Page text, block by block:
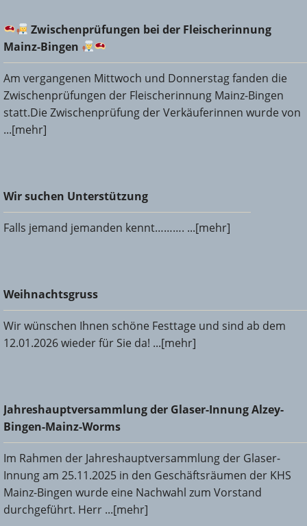
Zwischenprüfungen bei der Fleischerinnung Mainz-
Bingen
Zwischenprüfungen bei der Fleischerinnung
Mainz-Bingen
Am vergangenen Mittwoch und Donnerstag fanden die
Zwischenprüfungen der Fleischerinnung Mainz-Bingen
statt.Die Zwischenprüfung der Verkäuferinnen wurde von
...[mehr]
Wir suchen Unterstützung
Wir suchen Unterstützung
Falls jemand jemanden kennt………. ...[mehr]
Weihnachtsgruss
Weihnachtsgruss
Wir wünschen Ihnen schöne Festtage und sind ab dem
12.01.2026 wieder für Sie da! ...[mehr]
Jahreshauptversammlung der Glaser-Innung Alzey-Bingen-
Mainz-Worms
Jahreshauptversammlung der Glaser-Innung Alzey-
Bingen-Mainz-Worms
Im Rahmen der Jahreshauptversammlung der Glaser-
Innung am 25.11.2025 in den Geschäftsräumen der KHS
Mainz-Bingen wurde eine Nachwahl zum Vorstand
durchgeführt. Herr ...[mehr]